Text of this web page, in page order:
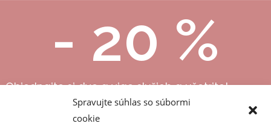
Spravujte súhlas so súbormi
cookie
- 20 %
Objednajte si dve a viac služieb a ušetrite!
Postaráme sa o váš domov, aby ste si mohli
užívať čas s rodinou v čistote bez starostí.